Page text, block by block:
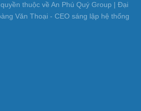
thuộc về An Phú Quý Group | Đại
Văn Thoại - CEO sáng lập hệ thống